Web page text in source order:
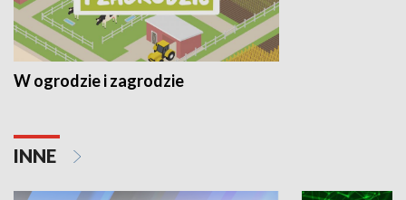
W ogrodzie i zagrodzie
INNE